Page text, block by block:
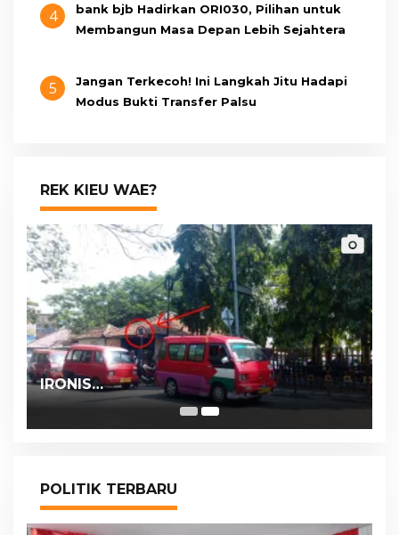
4
bank bjb Hadirkan ORI030, Pilihan untuk
Membangun Masa Depan Lebih Sejahtera
5
Jangan Terkecoh! Ini Langkah Jitu Hadapi
Modus Bukti Transfer Palsu
REK KIEU WAE?
IRONIS…
POLITIK TERBARU